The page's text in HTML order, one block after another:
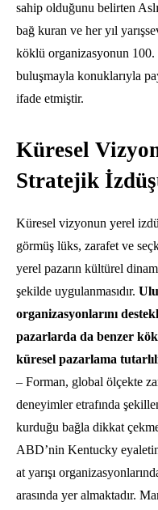
sahip olduğunu belirten
bağ kuran ve her yıl
köklü organizasyonun 100.
buluşmayla konuklarıyla
ifade etmiştir.
Küresel
Stratejik
Küresel vizyonun yerel
görmüş lüks, zarafet ve
yerel pazarın kültürel
şekilde uygulanmasıdır.
organizasyonlarını
pazarlarda da benzer
küresel pazarlama
– Forman, global ölçekte
deneyimler etrafında
kurduğu bağla dikkat
ABD’nin Kentucky
at yarışı
arasında yer almaktadır.